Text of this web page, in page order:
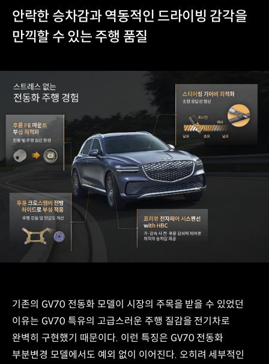
안락한 승차감과 역동적인 드라이빙 감각을
만끽할 수 있는 주행 품질
기존의 GV70 전동화 모델이 시장의 주목을 받을 수 있었던
이유는 GV70 특유의 고급스러운 주행 질감을 전기차로
완벽히 구현했기 때문이다. 이런 특징은 GV70 전동화
부분변경 모델에서도 예외 없이 이어진다. 오히려 세부적인